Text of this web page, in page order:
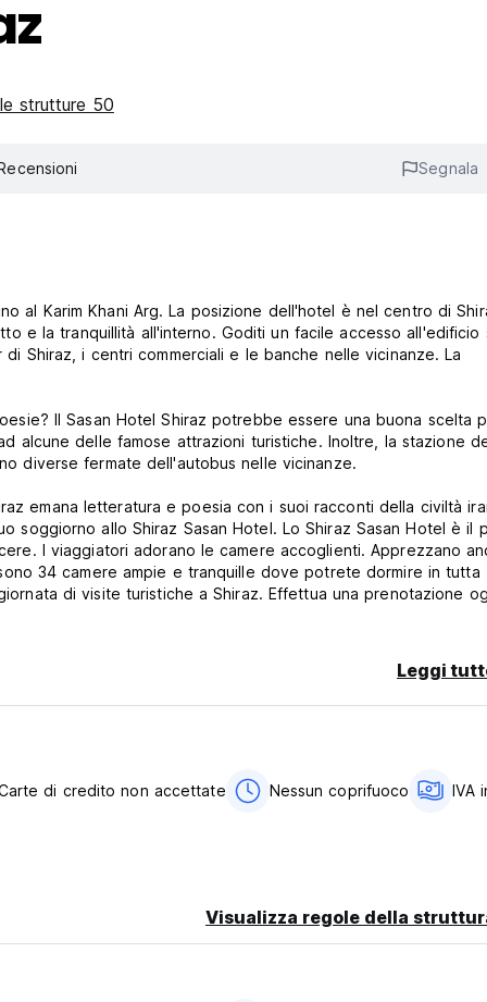
strutture 50
Segnala
al Karim Khani Arg. La posizione dell'hotel è nel centro di
e la tranquillità all'interno. Goditi un facile accesso all'edificio
Shiraz, i centri commerciali e le banche nelle vicinanze. La
Il Sasan Hotel Shiraz potrebbe essere una buona scelta
alcune delle famose attrazioni turistiche. Inoltre, la stazione
diverse fermate dell'autobus nelle vicinanze.
emana letteratura e poesia con i suoi racconti della civiltà
soggiorno allo Shiraz Sasan Hotel. Lo Shiraz Sasan Hotel è il
I viaggiatori adorano le camere accoglienti. Apprezzano
34 camere ampie e tranquille dove potrete dormire in tutta
di visite turistiche a Shiraz. Effettua una prenotazione
in loco. Ognuna delle 34 camere è dotata di connessione
una camera a seconda della sistemazione di cui hai
per cui paghi.
includono la Collezione Vakil e la Tomba di Saadi. A soli
che soddisfa le tue esigenze.
cercando un hotel economico e modesto, il Sasan Hotel
al giorno e saremmo grati di aiutare. Parliamo la tua lingua.
tardiva o di mancato arrivo verrà addebitata la
Leggi
di credito non accettate Nessun coprifuoco IVA
Visualizza regole della